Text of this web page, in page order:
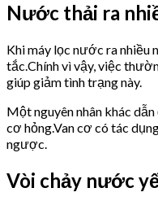
Nước thải ra
Khi máy lọc nước ra nhiều
tắc.Chính vì vậy, việc
giúp giảm tình trạng này.
Một nguyên nhân khác
cơ hỏng.Van cơ có tác
ngược.
Vòi chảy nước